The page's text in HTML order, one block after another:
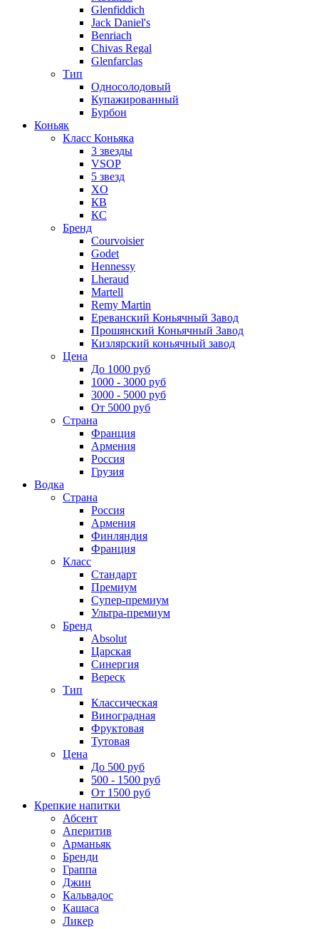
Glenfiddich
Jack Daniel's
Benriach
Chivas Regal
Glenfarclas
Тип
Односолодовый
Купажированный
Бурбон
Коньяк
Класс Коньяка
3 звезды
VSOP
5 звезд
XO
КВ
КС
Бренд
Courvoisier
Godet
Hennessy
Lheraud
Martell
Remy Martin
Ереванский Коньячный Завод
Прошянский Коньячный Завод
Кизлярский коньячный завод
Цена
До 1000 руб
1000 - 3000 руб
3000 - 5000 руб
От 5000 руб
Страна
Франция
Армения
Россия
Грузия
Водка
Страна
Россия
Армения
Финляндия
Франция
Класс
Стандарт
Премиум
Супер-премиум
Ультра-премиум
Бренд
Absolut
Царская
Синергия
Вереск
Тип
Классическая
Виноградная
Фруктовая
Тутовая
Цена
До 500 руб
500 - 1500 руб
От 1500 руб
Крепкие напитки
Абсент
Аперитив
Арманьяк
Бренди
Граппа
Джин
Кальвадос
Кашаса
Ликер